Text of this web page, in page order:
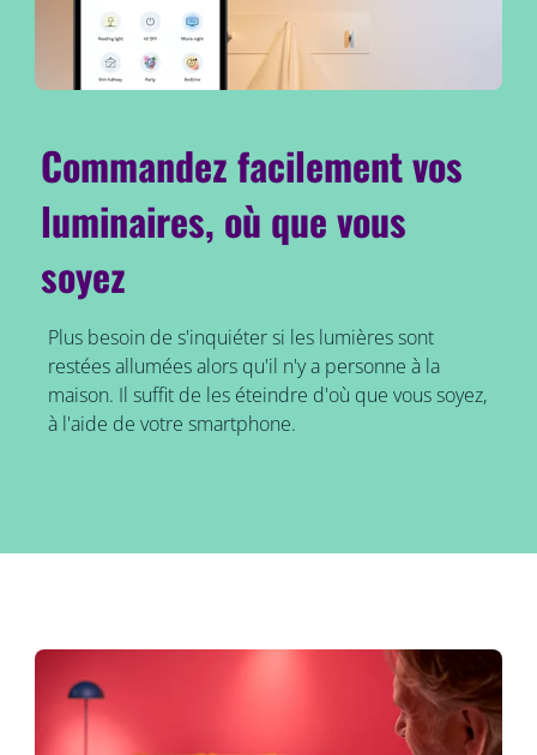
Commandez facilement vos
luminaires, où que vous
soyez
Plus besoin de s'inquiéter si les lumières sont
restées allumées alors qu'il n'y a personne à la
maison. Il suffit de les éteindre d'où que vous soyez,
à l'aide de votre smartphone.